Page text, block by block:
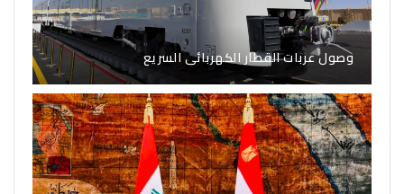
وصول عربات القطار الكهربائى السريع